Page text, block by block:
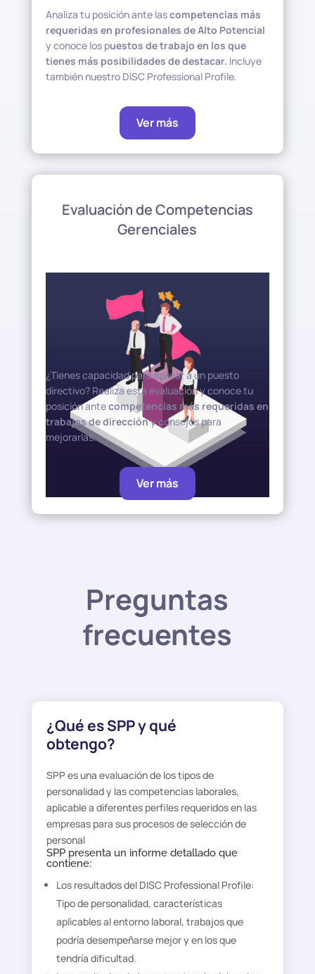
Analiza tu posición ante lascompetencias más
requeridas en profesionales de Alto Potencial
y conoce los puestos de trabajo en los que
tienes más posibilidades de destacar. Incluye
también nuestro DISC Professional Profile.
Ver más
Evaluación de Competencias
Gerenciales
¿Tienes capacidad para aplicar a un puesto
directivo? Realiza esta evaluación y conoce tu
posición antecompetencias más requeridas en
trabajos de direccióny consejos para
mejorarlas.
Ver más
Preguntas
frecuentes
¿Qué es SPP y qué
obtengo?
SPP es una evaluación de los tipos de
personalidad y las competencias laborales,
aplicable a diferentes perfiles requeridos en las
empresas para sus procesos de selección de
personal
SPP presenta un informe detallado que
contiene:
Los resultados del DISC Professional Profile:
Tipo de personalidad, características
aplicables al entorno laboral, trabajos que
podría desempeñarse mejor y en los que
tendría dificultad.